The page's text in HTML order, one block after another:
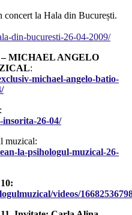
concert la Hala din București.
din-bucuresti-26-04-2009/
– MICHAEL ANGELO
:
michael-angelo-batio-
:
26-04/
muzical:
la-psihologul-muzical-26-
videos/